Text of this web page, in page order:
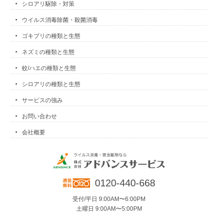
シロアリ駆除・対策
ウイルス消毒除菌・殺菌消毒
ゴキブリの種類と生態
ネズミの種類と生態
蚊/ハエの種類と生態
シロアリの種類と生態
サービスの強み
お問い合わせ
会社概要
0120-440-668
受付/平日 9:00AM〜6:00PM
土曜日 9:00AM〜5:00PM